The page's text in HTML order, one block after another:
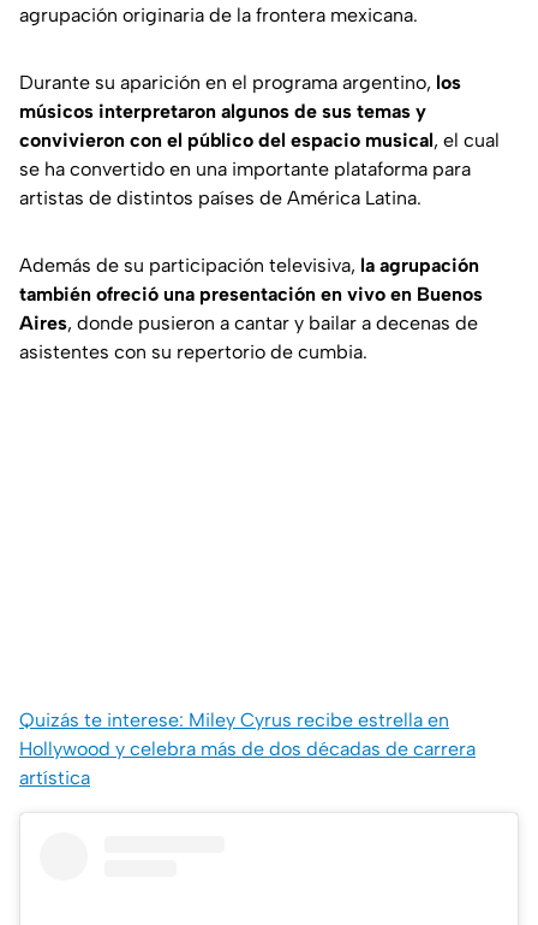
agrupación originaria de la frontera mexicana.
Durante su aparición en el programa argentino, los
músicos interpretaron algunos de sus temas y
convivieron con el público del espacio musical, el cual
se ha convertido en una importante plataforma para
artistas de distintos países de América Latina.
Además de su participación televisiva, la agrupación
también ofreció una presentación en vivo en Buenos
Aires, donde pusieron a cantar y bailar a decenas de
asistentes con su repertorio de cumbia.
Quizás te interese: Miley Cyrus recibe estrella en
Hollywood y celebra más de dos décadas de carrera
artística